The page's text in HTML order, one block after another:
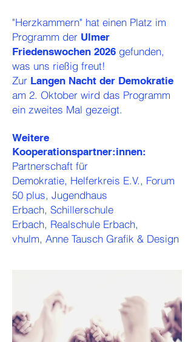
"Herzkammern" hat einen Platz im
Programm der Ulmer
Friedenswochen 2026 gefunden,
was uns rießig freut!
Zur Langen Nacht der Demokratie
am 2. Oktober wird das Programm
ein zweites Mal gezeigt.
Weitere
Kooperationspartner:innen:
Partnerschaft für
Demokratie, Helferkreis E.V., Forum
50 plus, Jugendhaus
Erbach, Schillerschule
Erbach, Realschule Erbach,
vhulm, Anne Tausch Grafik & Design